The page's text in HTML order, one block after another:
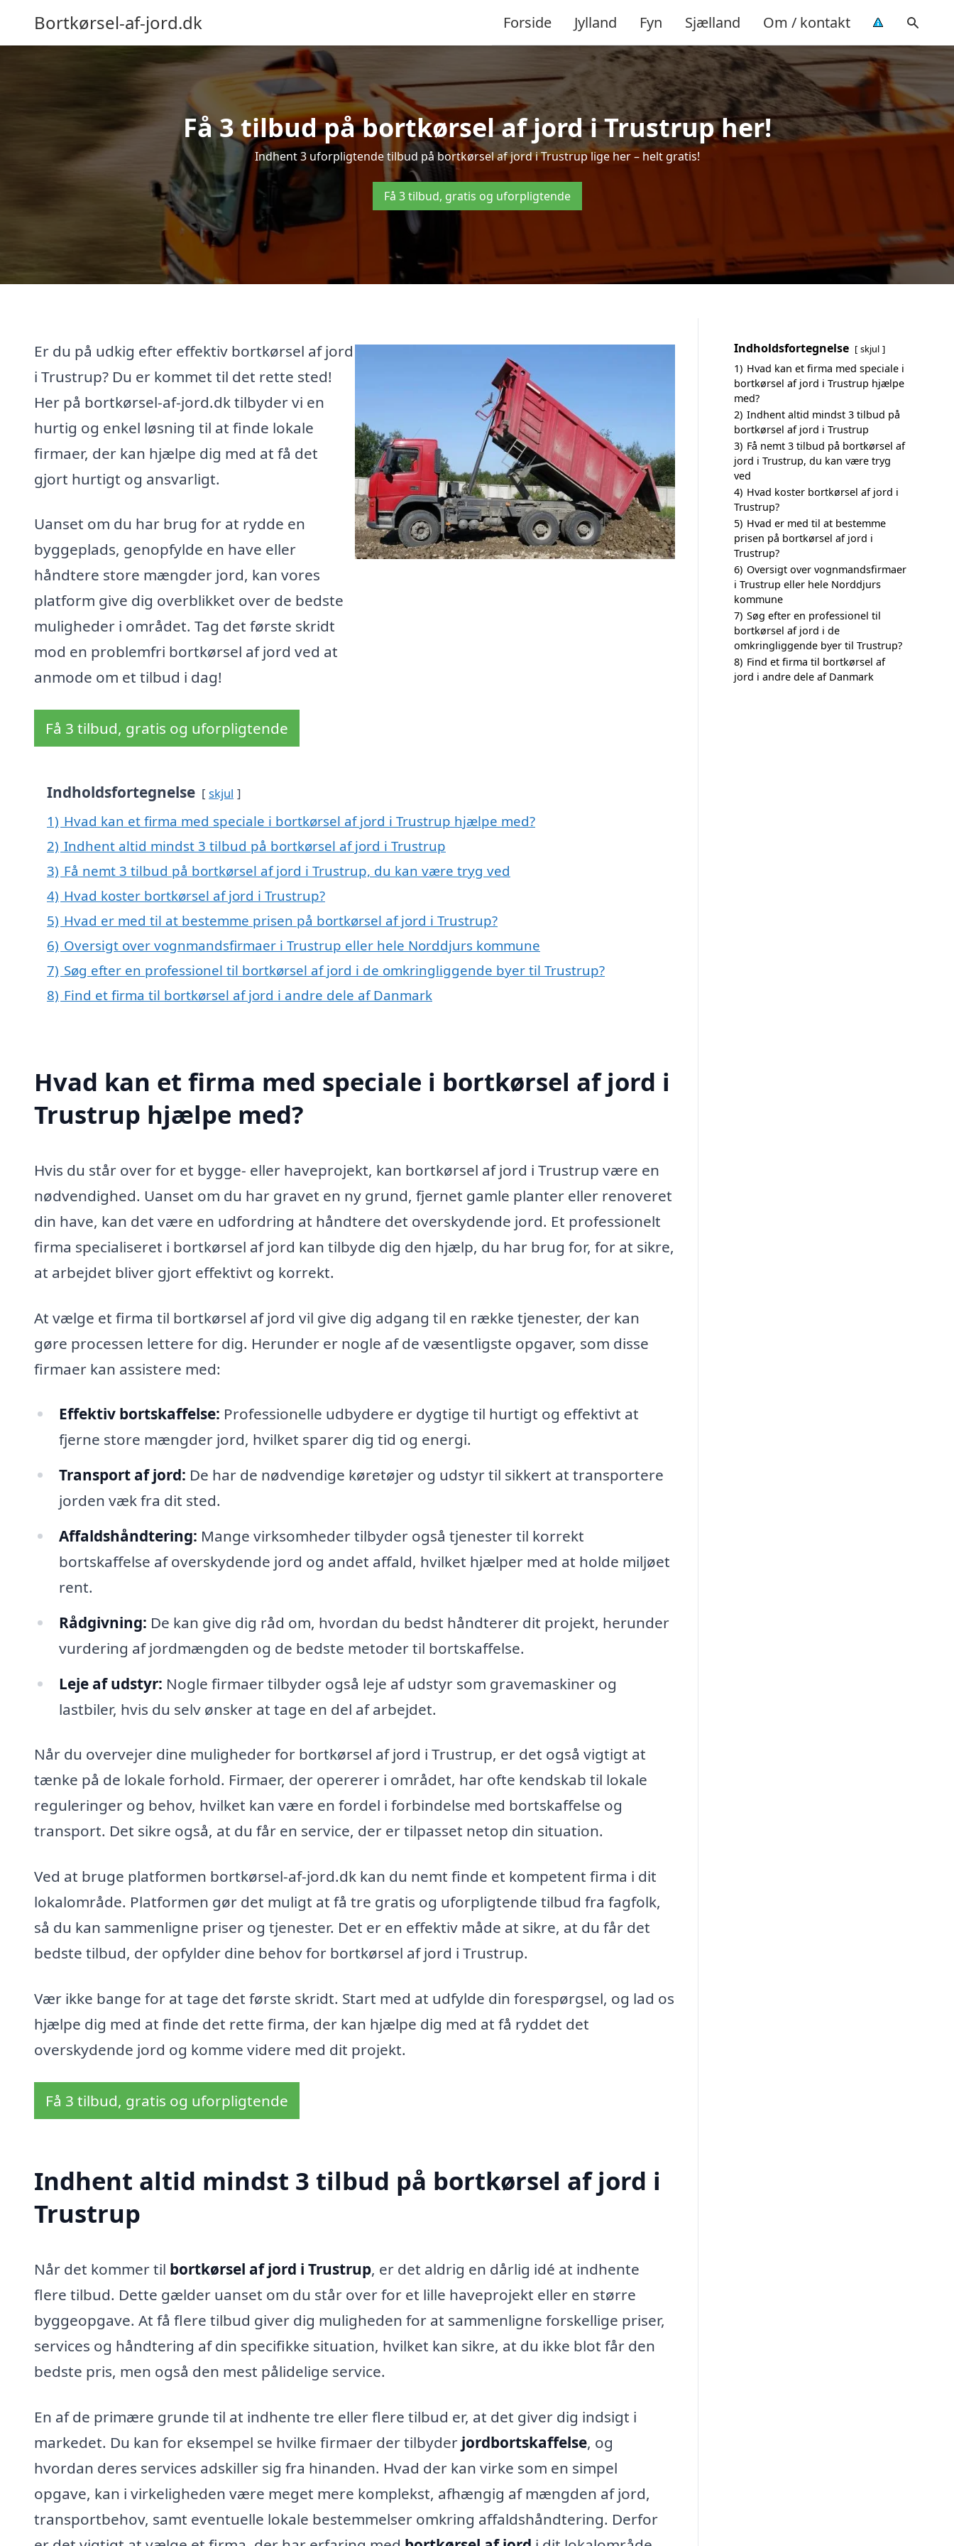
Bortkørsel-af-jord.dk Forside Jylland Fyn Sjælland Om / kontakt
Få 3 tilbud på bortkørsel af jord i Trustrup her!
Indhent 3 uforpligtende tilbud på bortkørsel af jord i Trustrup lige her – helt gratis!
Få 3 tilbud, gratis og uforpligtende
Er du på udkig efter effektiv bortkørsel af jord
i Trustrup? Du er kommet til det rette sted!
Her på bortkørsel-af-jord.dk tilbyder vi en
hurtig og enkel løsning til at finde lokale
firmaer, der kan hjælpe dig med at få det
gjort hurtigt og ansvarligt.
Uanset om du har brug for at rydde en
byggeplads, genopfylde en have eller
håndtere store mængder jord, kan vores
platform give dig overblikket over de bedste
muligheder i området. Tag det første skridt
mod en problemfri bortkørsel af jord ved at
anmode om et tilbud i dag!
Få 3 tilbud, gratis og uforpligtende
Indholdsfortegnelse skjul
1) Hvad kan et firma med speciale i bortkørsel af jord i Trustrup hjælpe med?
2) Indhent altid mindst 3 tilbud på bortkørsel af jord i Trustrup
3) Få nemt 3 tilbud på bortkørsel af jord i Trustrup, du kan være tryg ved
4) Hvad koster bortkørsel af jord i Trustrup?
5) Hvad er med til at bestemme prisen på bortkørsel af jord i Trustrup?
6) Oversigt over vognmandsfirmaer i Trustrup eller hele Norddjurs kommune
7) Søg efter en professionel til bortkørsel af jord i de omkringliggende byer til Trustrup?
8) Find et firma til bortkørsel af jord i andre dele af Danmark
Hvad kan et firma med speciale i bortkørsel af jord i
Trustrup hjælpe med?
Hvis du står over for et bygge- eller haveprojekt, kan bortkørsel af jord i Trustrup være en
nødvendighed. Uanset om du har gravet en ny grund, fjernet gamle planter eller renoveret
din have, kan det være en udfordring at håndtere det overskydende jord. Et professionelt
firma specialiseret i bortkørsel af jord kan tilbyde dig den hjælp, du har brug for, for at sikre,
at arbejdet bliver gjort effektivt og korrekt.
At vælge et firma til bortkørsel af jord vil give dig adgang til en række tjenester, der kan
gøre processen lettere for dig. Herunder er nogle af de væsentligste opgaver, som disse
firmaer kan assistere med:
Effektiv bortskaffelse: Professionelle udbydere er dygtige til hurtigt og effektivt at
fjerne store mængder jord, hvilket sparer dig tid og energi.
Transport af jord: De har de nødvendige køretøjer og udstyr til sikkert at transportere
jorden væk fra dit sted.
Affaldshåndtering: Mange virksomheder tilbyder også tjenester til korrekt
bortskaffelse af overskydende jord og andet affald, hvilket hjælper med at holde miljøet
rent.
Rådgivning: De kan give dig råd om, hvordan du bedst håndterer dit projekt, herunder
vurdering af jordmængden og de bedste metoder til bortskaffelse.
Leje af udstyr: Nogle firmaer tilbyder også leje af udstyr som gravemaskiner og
lastbiler, hvis du selv ønsker at tage en del af arbejdet.
Når du overvejer dine muligheder for bortkørsel af jord i Trustrup, er det også vigtigt at
tænke på de lokale forhold. Firmaer, der opererer i området, har ofte kendskab til lokale
reguleringer og behov, hvilket kan være en fordel i forbindelse med bortskaffelse og
transport. Det sikre også, at du får en service, der er tilpasset netop din situation.
Ved at bruge platformen bortkørsel-af-jord.dk kan du nemt finde et kompetent firma i dit
lokalområde. Platformen gør det muligt at få tre gratis og uforpligtende tilbud fra fagfolk,
så du kan sammenligne priser og tjenester. Det er en effektiv måde at sikre, at du får det
bedste tilbud, der opfylder dine behov for bortkørsel af jord i Trustrup.
Vær ikke bange for at tage det første skridt. Start med at udfylde din forespørgsel, og lad os
hjælpe dig med at finde det rette firma, der kan hjælpe dig med at få ryddet det
overskydende jord og komme videre med dit projekt.
Få 3 tilbud, gratis og uforpligtende
Indhent altid mindst 3 tilbud på bortkørsel af jord i
Trustrup
Når det kommer til bortkørsel af jord i Trustrup, er det aldrig en dårlig idé at indhente
flere tilbud. Dette gælder uanset om du står over for et lille haveprojekt eller en større
byggeopgave. At få flere tilbud giver dig muligheden for at sammenligne forskellige priser,
services og håndtering af din specifikke situation, hvilket kan sikre, at du ikke blot får den
bedste pris, men også den mest pålidelige service.
En af de primære grunde til at indhente tre eller flere tilbud er, at det giver dig indsigt i
markedet. Du kan for eksempel se hvilke firmaer der tilbyder jordbortskaffelse, og
hvordan deres services adskiller sig fra hinanden. Hvad der kan virke som en simpel
opgave, kan i virkeligheden være meget mere komplekst, afhængig af mængden af jord,
transportbehov, samt eventuelle lokale bestemmelser omkring affaldshåndtering. Derfor
Indholdsfortegnelse skjul
1) Hvad kan et firma med speciale i
bortkørsel af jord i Trustrup hjælpe
med?
2) Indhent altid mindst 3 tilbud på
bortkørsel af jord i Trustrup
3) Få nemt 3 tilbud på bortkørsel af
jord i Trustrup, du kan være tryg
ved
4) Hvad koster bortkørsel af jord i
Trustrup?
5) Hvad er med til at bestemme
prisen på bortkørsel af jord i
Trustrup?
6) Oversigt over vognmandsfirmaer
i Trustrup eller hele Norddjurs
kommune
7) Søg efter en professionel til
bortkørsel af jord i de
omkringliggende byer til Trustrup?
8) Find et firma til bortkørsel af
jord i andre dele af Danmark